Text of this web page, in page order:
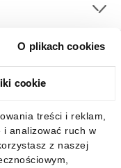
O plikach cookies
cookie
treści i reklam,
i analizować ruch w
z naszej